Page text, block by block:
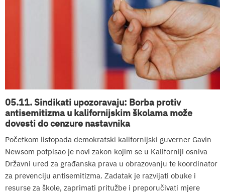
05.11. Sindikati upozoravaju: Borba protiv
antisemitizma u kalifornijskim školama može
dovesti do cenzure nastavnika
Početkom listopada demokratski kalifornijski guverner Gavin
Newsom potpisao je novi zakon kojim se u Kaliforniji osniva
Državni ured za građanska prava u obrazovanju te koordinator
za prevenciju antisemitizma. Zadatak je razvijati obuke i
resurse za škole, zaprimati pritužbe i preporučivati mjere